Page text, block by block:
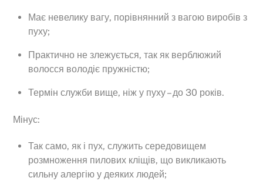
Має невелику вагу, порівнянний з вагою виробів з
пуху;
Практично не злежується, так як верблюжий
волосся володіє пружністю;
Термін служби вище, ніж у пуху – до 30 років.
Мінус:
Так само, як і пух, служить середовищем
розмноження пилових кліщів, що викликають
сильну алергію у деяких людей;